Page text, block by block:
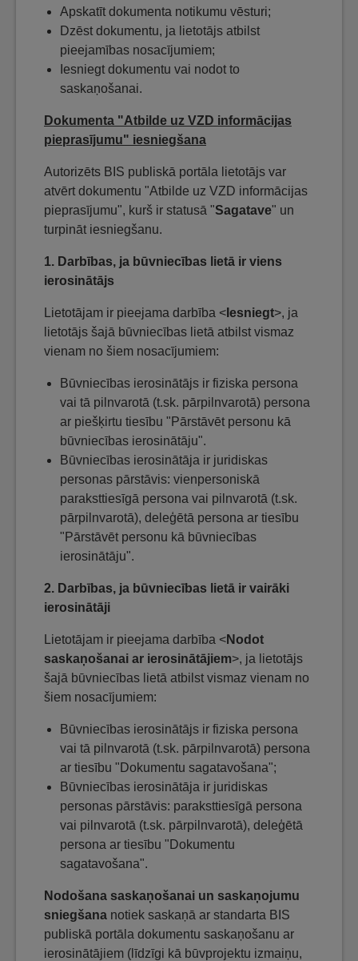
Apskatīt dokumenta notikumu vēsturi;
Dzēst dokumentu, ja lietotājs atbilst
pieejamības nosacījumiem;
Iesniegt dokumentu vai nodot to
saskaņošanai.
Dokumenta "Atbilde uz VZD informācijas
pieprasījumu" iesniegšana
Autorizēts BIS publiskā portāla lietotājs var
atvērt dokumentu "Atbilde uz VZD informācijas
pieprasījumu", kurš ir statusā "Sagatave" un
turpināt iesniegšanu.
1. Darbības, ja būvniecības lietā ir viens
ierosinātājs
Lietotājam ir pieejama darbība < Iesniegt>, ja
lietotājs šajā būvniecības lietā atbilst vismaz
vienam no šiem nosacījumiem:
Būvniecības ierosinātājs ir fiziska persona
vai tā pilnvarotā (t.sk. pārpilnvarotā) persona
ar piešķirtu tiesību "Pārstāvēt personu kā
būvniecības ierosinātāju".
Būvniecības ierosinātāja ir juridiskas
personas pārstāvis: vienpersoniskā
paraksttiesīgā persona vai pilnvarotā (t.sk.
pārpilnvarotā), deleģētā persona ar tiesību
"Pārstāvēt personu kā būvniecības
ierosinātāju".
2. Darbības, ja būvniecības lietā ir vairāki
ierosinātāji
Lietotājam ir pieejama darbība <Nodot
saskaņošanai ar ierosinātājiem>, ja lietotājs
šajā būvniecības lietā atbilst vismaz vienam no
šiem nosacījumiem:
Būvniecības ierosinātājs ir fiziska persona
vai tā pilnvarotā (t.sk. pārpilnvarotā) persona
ar tiesību "Dokumentu sagatavošana";
Būvniecības ierosinātāja ir juridiskas
personas pārstāvis: paraksttiesīgā persona
vai pilnvarotā (t.sk. pārpilnvarotā), deleģētā
persona ar tiesību "Dokumentu
sagatavošana".
Nodošana saskaņošanai un saskaņojumu
sniegšana notiek saskaņā ar standarta BIS
publiskā portāla dokumentu saskaņošanu ar
ierosinātājiem (līdzīgi kā būvprojektu izmaiņu,